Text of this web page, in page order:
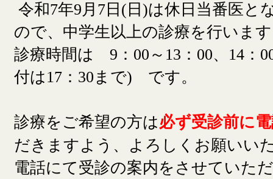
令和7年9月7日(日)は休日当番医と
ので、中学生以上の診療を行います
診療時間は 9：00～13：00、14：
付は17：30まで) です。
診療をご希望の方は必ず受診前に
だきますよう、よろしくお願いい
電話にて受診の案内をさせていた